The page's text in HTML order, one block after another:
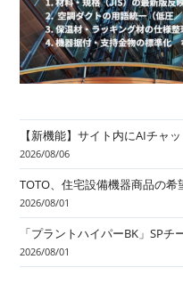
【新機能】サイト内にAIチャ
2026/08/06
TOTO、住宅設備機器商品の希
2026/08/01
「プラントハイパーBK」SP
2026/08/01